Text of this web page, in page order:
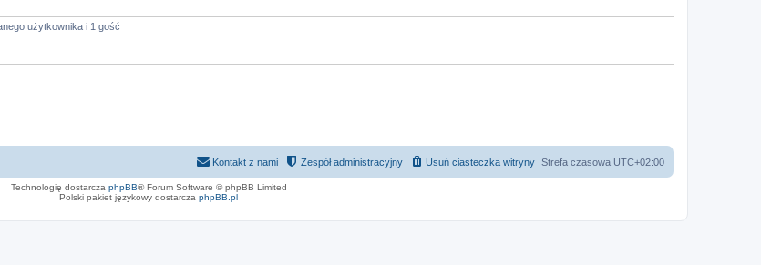
użytkownika i 1 gość
Strefa czasowa UTC+02:00
Usuń ciasteczka witryny
Zespół administracyjny
Kontakt z nami
Technologię dostarcza phpBB® Forum Software © phpBB Limited
Polski pakiet językowy dostarcza phpBB.pl